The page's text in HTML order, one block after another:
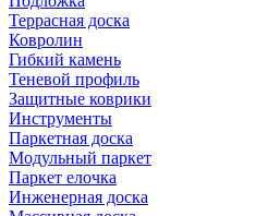
Террасная доска
Ковролин
Гибкий камень
Теневой профиль
Защитные коврики
Инструменты
Паркетная доска
Модульный паркет
Паркет елочка
Инженерная доска